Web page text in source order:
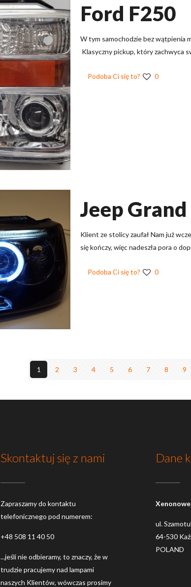
Ford F250
W tym samochodzie bez wątpienia
Klasyczny pickup, który zachwyca
Podoba Ci się to? 0
Jeep
Klient ze stolicy zaufał Nam już
się kończy, więc nadeszła pora o
Podoba Ci się to? 0
1 2 3 4 5 6 7 8 9
Skontaktuj się z nami
Zapraszamy do kontaktu
telefonicznego pod numerem:
+48 508 11 40 50
...jeśli nie odbieramy, to znaczy, że w
trudzie pracujemy nad lampami
naszych Klientów, wówczas prosimy
Dane
Xenonowe
ul.
64-530
POLAND